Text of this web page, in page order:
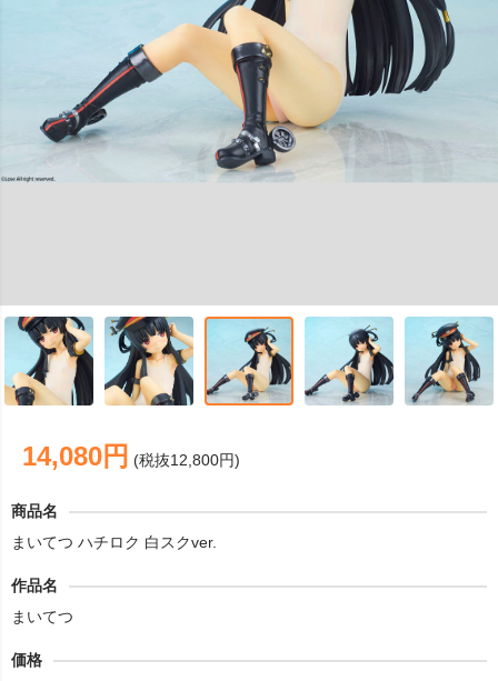
14,080円 (税抜12,800円)
商品名
まいてつ ハチロク 白スクver.
作品名
まいてつ
価格